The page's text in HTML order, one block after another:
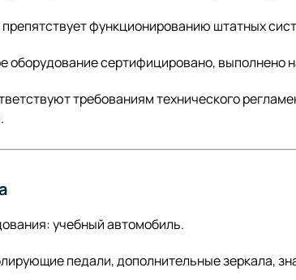
препятствует функционированию штатных
оборудование сертифицировано, выполнено
требованиям технического
учебный автомобиль.
педали, дополнительные зеркала,